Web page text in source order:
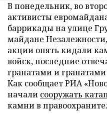
В понедельник, во
активисты
баррикады на улице
майдане
акции опять кидали
войск, последние
гранатами и
Как сообщает РИА
начали сооружать
камни в